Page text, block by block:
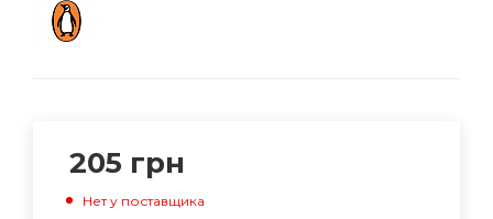
205 грн
Нет у поставщика